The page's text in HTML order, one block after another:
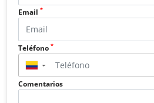
Email *
Teléfono *
▼
Comentarios